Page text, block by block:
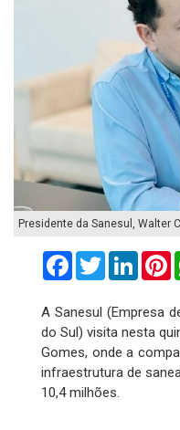
Presidente da Sanesul, Walter
FacebookTwitter
A Sanesul (Empresa
do Sul) visita nesta
Gomes, onde a
infraestrutura de
10,4 milhões.